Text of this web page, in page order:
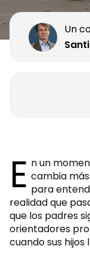
Un
E n un
cambia
para
realidad que
que los padres
orientadores
cuando sus